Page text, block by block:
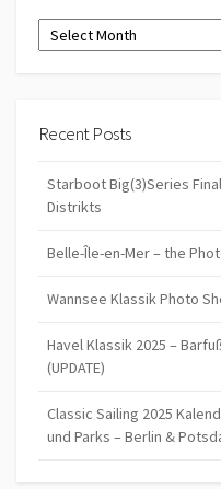
Archives
Recent Posts
Starboot Big(3)Series
Distrikts
Belle-Île-en-Mer – the
Wannsee Klassik Photo
Havel Klassik 2025 –
(UPDATE)
Classic Sailing 2025
und Parks – Berlin &